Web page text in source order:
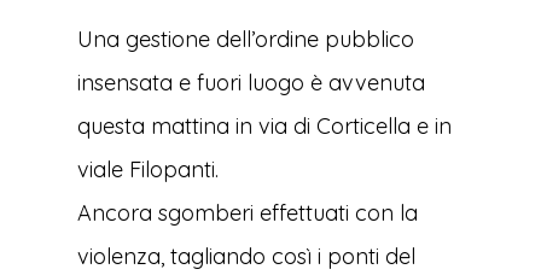
Una gestione dell’ordine pubblico
insensata e fuori luogo è avvenuta
questa mattina in via di Corticella e in
viale Filopanti.
Ancora sgomberi effettuati con la
violenza, tagliando così i ponti del